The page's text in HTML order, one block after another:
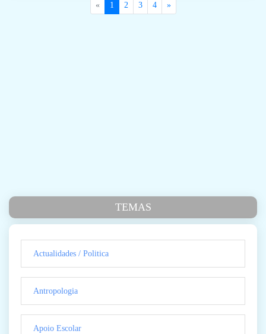
« 1 2 3 4 »
TEMAS
Actualidades / Politica
Antropologia
Apoio Escolar